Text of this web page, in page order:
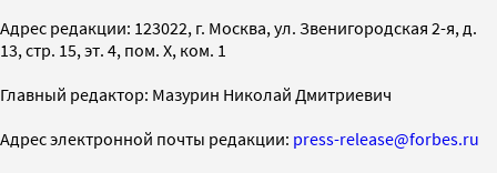
Адрес редакции: 123022, г. Москва, ул. Звенигородская 2-я, д.
13, стр. 15, эт. 4, пом. X, ком. 1
Главный редактор: Мазурин Николай Дмитриевич
Адрес электронной почты редакции: press-release@forbes.ru